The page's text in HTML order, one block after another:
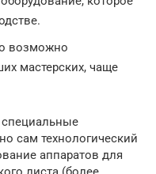
возможно
мастерских, чаще
специальные
сам технологический
аппаратов для